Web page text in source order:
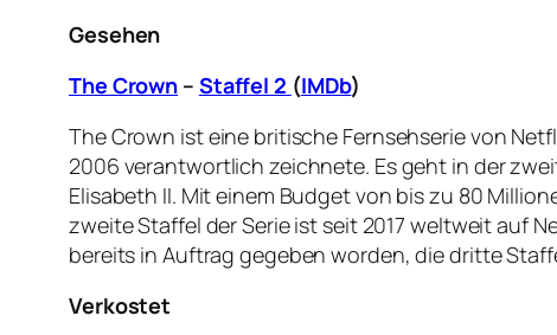
Gesehen
The Crown – Staffel 2 (IMDb)
The Crown ist eine britische Fernsehserie von
2006 verantwortlich zeichnete. Es geht in der
Elisabeth II. Mit einem Budget von bis zu 80
zweite Staffel der Serie ist seit 2017 weltweit auf
bereits in Auftrag gegeben worden, die dritte
Verkostet